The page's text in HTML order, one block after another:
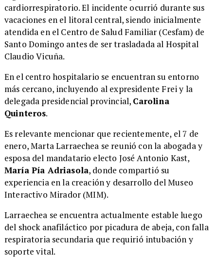
cardiorrespiratorio. El incidente ocurrió durante sus
vacaciones en el litoral central, siendo inicialmente
atendida en el Centro de Salud Familiar (Cesfam) de
Santo Domingo antes de ser trasladada al Hospital
Claudio Vicuña.
En el centro hospitalario se encuentran su entorno
más cercano, incluyendo al expresidente Frei y la
delegada presidencial provincial, Carolina
Quinteros.
Es relevante mencionar que recientemente, el 7 de
enero, Marta Larraechea se reunió con la abogada y
esposa del mandatario electo José Antonio Kast,
María Pía Adriasola, donde compartió su
experiencia en la creación y desarrollo del Museo
Interactivo Mirador (MIM).
Larraechea se encuentra actualmente estable luego
del shock anafiláctico por picadura de abeja, con falla
respiratoria secundaria que requirió intubación y
soporte vital.